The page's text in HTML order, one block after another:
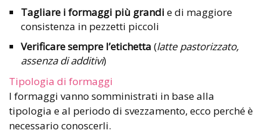
Tagliare i formaggi più grandi e di maggiore
consistenza in pezzetti piccoli
Verificare sempre l’etichetta (latte pastorizzato,
assenza di additivi)
Tipologia di formaggi
I formaggi vanno somministrati in base alla
tipologia e al periodo di svezzamento, ecco perché è
necessario conoscerli.